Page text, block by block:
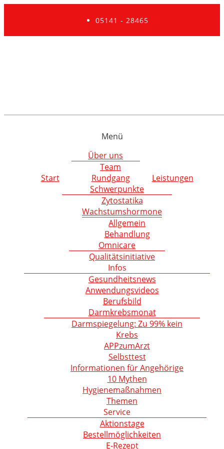
05141 - 28465
Menü
Start
Über uns
Team
Rundgang
Leistungen
Schwerpunkte
Zytostatika
Wachstumshormone
Allgemein
Behandlung
Omnicare
Qualitätsinitiative
Infos
Gesundheitsnews
Anwendungsvideos
Berufsbild
Darmkrebsmonat
Darmspiegelung: Zu 99% kein
Krebs
APPzumArzt
Selbsttest
Informationen für Angehörige
10 Mythen
Hygienemaßnahmen
Themen
Service
Aktionstage
Bestellmöglichkeiten
E-Rezept